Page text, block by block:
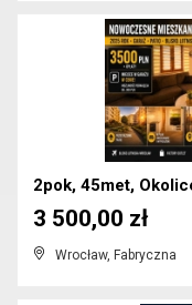
Wrocław, Fabryczna
3 500,00 zł